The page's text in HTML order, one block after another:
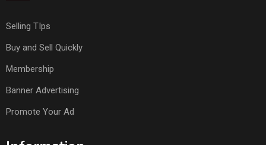
Selling TIps
Buy and Sell Quickly
Membership
Banner Advertising
Promote Your Ad